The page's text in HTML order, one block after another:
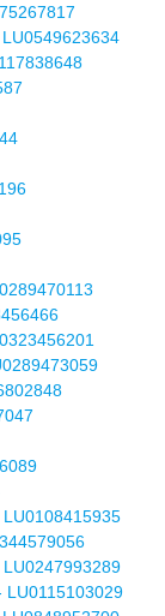
LU0108415935
LU0247993289
LU0115103029